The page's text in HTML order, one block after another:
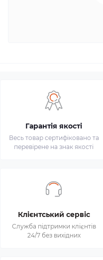
Гарантія якості
Весь товар сертифіковано та
перевірене на знак якості
Клієнтський сервіс
Служба підтримки клієнтів
24/7 без вихідних